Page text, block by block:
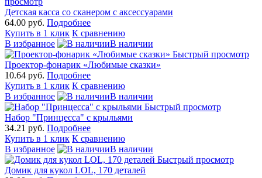
Детская касса со сканером с аксессуарами
64.00 руб. Подробнее
Купить в 1 клик К сравнению
В избранное
В наличии
Быстрый просмотр
Проектор-фонарик «Любимые сказки»
10.64 руб. Подробнее
Купить в 1 клик К сравнению
В избранное
В наличии
Быстрый просмотр
Набор "Принцесса" с крыльями
34.21 руб. Подробнее
Купить в 1 клик К сравнению
В избранное
В наличии
Быстрый просмотр
Домик для кукол LOL, 170 деталей